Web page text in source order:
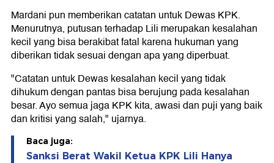
Mardani pun memberikan catatan untuk Dewas KPK.
Menurutnya, putusan terhadap Lili merupakan kesalahan
kecil yang bisa berakibat fatal karena hukuman yang
diberikan tidak sesuai dengan apa yang diperbuat.
"Catatan untuk Dewas kesalahan kecil yang tidak
dihukum dengan pantas bisa berujung pada kesalahan
besar. Ayo semua jaga KPK kita, awasi dan puji yang baik
dan kritisi yang salah," ujarnya.
Baca juga:
Sanksi Berat Wakil Ketua KPK Lili Hanya